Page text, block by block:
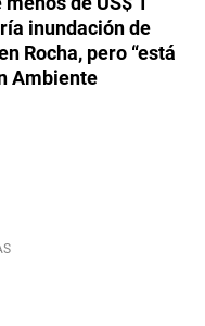
inundación de
Rocha, pero “está
Ambiente